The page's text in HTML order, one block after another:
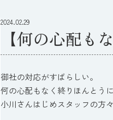
2024.02.29
【何の心配も
御社の対応がすばらしい。
何の心配もなく終りほんとう
小川さんはじめスタッフの方